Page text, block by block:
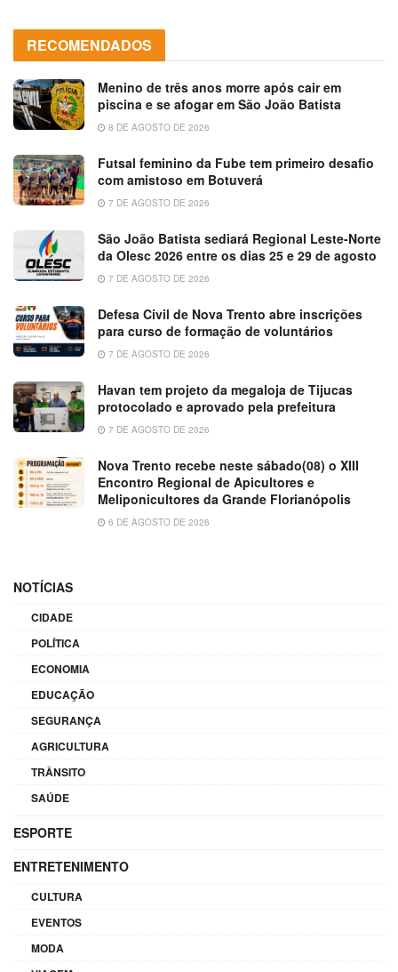
RECOMENDADOS
Menino de três anos morre após cair em
piscina e se afogar em São João Batista
8 DE AGOSTO DE 2026
Futsal feminino da Fube tem primeiro desafio
com amistoso em Botuverá
7 DE AGOSTO DE 2026
São João Batista sediará Regional Leste-Norte
da Olesc 2026 entre os dias 25 e 29 de agosto
7 DE AGOSTO DE 2026
Defesa Civil de Nova Trento abre inscrições
para curso de formação de voluntários
7 DE AGOSTO DE 2026
Havan tem projeto da megaloja de Tijucas
protocolado e aprovado pela prefeitura
7 DE AGOSTO DE 2026
Nova Trento recebe neste sábado(08) o XIII
Encontro Regional de Apicultores e
Meliponicultores da Grande Florianópolis
6 DE AGOSTO DE 2026
NOTÍCIAS
CIDADE
POLÍTICA
ECONOMIA
EDUCAÇÃO
SEGURANÇA
AGRICULTURA
TRÂNSITO
SAÚDE
ESPORTE
ENTRETENIMENTO
CULTURA
EVENTOS
MODA